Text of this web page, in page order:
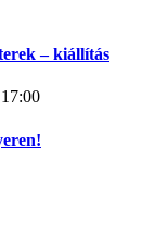
– kiállítás